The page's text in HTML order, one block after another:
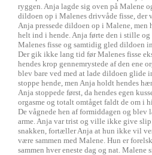
ryggen. Anja lagde sig oven på Malene
dildoen op i Malenes drivvåde fisse, der
Anja pressede dildoen op i Malene, men
helt ind i hende. Anja førte den i stille
Malenes fisse og samtidig gled dildoen
Der gik ikke lang tid før Malenes fisse
hendes krop gennemrystede af den ene
blev bare ved med at lade dildoen glide
stoppe hende, men Anja holdt hendes
Anja stoppede først, da hendes egen
orgasme og totalt omtåget faldt de om i
De vågnede hen af formiddagen og
arme. Anja var trist og ville ikke give
snakken, fortæller Anja at hun ikke vil
være sammen med Malene. Hun er
sammen hver eneste dag og nat. Malene